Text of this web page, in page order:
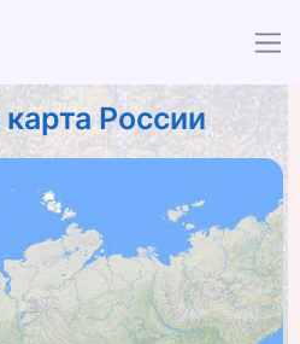
России